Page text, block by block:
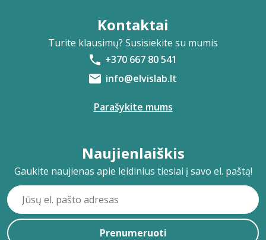
Kontaktai
Turite klausimų? Susisiekite su mumis
+370 667 80 541
info@elvislab.lt
Parašykite mums
Naujienlaiškis
Gaukite naujienas apie leidinius tiesiai į savo el. paštą!
Prenumeruoti